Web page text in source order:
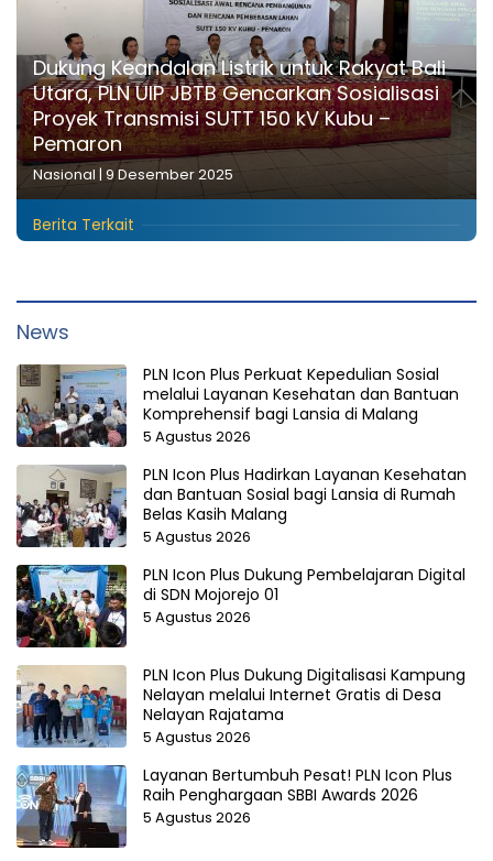
Dukung Keandalan Listrik untuk Rakyat Bali
Utara, PLN UIP JBTB Gencarkan Sosialisasi
Proyek Transmisi SUTT 150 kV Kubu –
Pemaron
Nasional | 9 Desember 2025
Berita Terkait
News
PLN Icon Plus Perkuat Kepedulian Sosial
melalui Layanan Kesehatan dan Bantuan
Komprehensif bagi Lansia di Malang
5 Agustus 2026
PLN Icon Plus Hadirkan Layanan Kesehatan
dan Bantuan Sosial bagi Lansia di Rumah
Belas Kasih Malang
5 Agustus 2026
PLN Icon Plus Dukung Pembelajaran Digital
di SDN Mojorejo 01
5 Agustus 2026
PLN Icon Plus Dukung Digitalisasi Kampung
Nelayan melalui Internet Gratis di Desa
Nelayan Rajatama
5 Agustus 2026
Layanan Bertumbuh Pesat! PLN Icon Plus
Raih Penghargaan SBBI Awards 2026
5 Agustus 2026